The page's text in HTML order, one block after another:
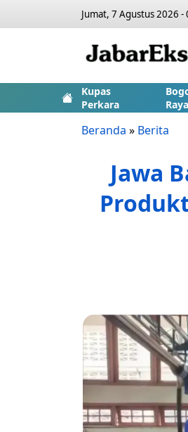
Jumat, 7 Agustus 2026 -
Kupas
Perkara
Raya
Beranda » Berita
Jawa